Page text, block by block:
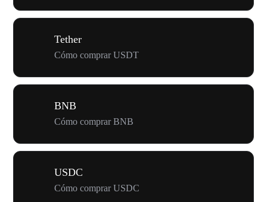
Tether
Cómo comprar USDT
BNB
Cómo comprar BNB
USDC
Cómo comprar USDC